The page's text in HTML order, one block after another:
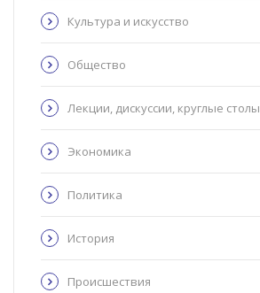
Культура и искусство
Общество
Лекции, дискуссии, круглые столы
Экономика
Политика
История
Происшествия